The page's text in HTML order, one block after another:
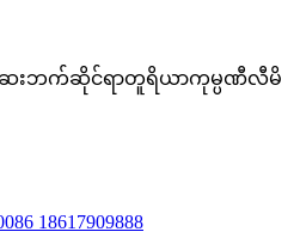
ဆေးဘက်ဆိုင်ရာတူရိယာကုမ္ပဏီလီမိ
18617909888